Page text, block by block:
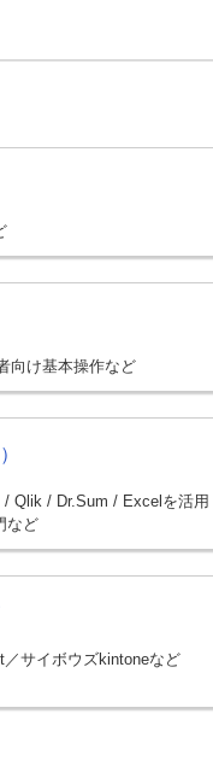
向け基本操作など
Qlik / Dr.Sum / Excelを活用
など
サイボウズkintoneなど